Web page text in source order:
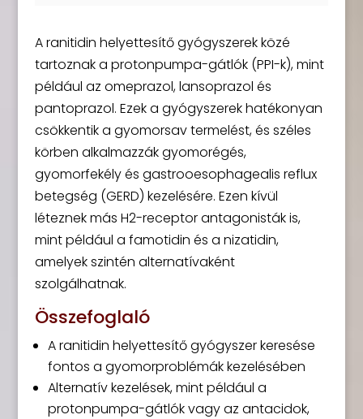
A ranitidin helyettesítő gyógyszerek közé
tartoznak a protonpumpa-gátlók (PPI-k), mint
például az omeprazol, lansoprazol és
pantoprazol. Ezek a gyógyszerek hatékonyan
csökkentik a gyomorsav termelést, és széles
körben alkalmazzák gyomorégés,
gyomorfekély és gastrooesophagealis reflux
betegség (GERD) kezelésére. Ezen kívül
léteznek más H2-receptor antagonisták is,
mint például a famotidin és a nizatidin,
amelyek szintén alternatívaként
szolgálhatnak.
Összefoglaló
A ranitidin helyettesítő gyógyszer keresése
fontos a gyomorproblémák kezelésében
Alternatív kezelések, mint például a
protonpumpa-gátlók vagy az antacidok,